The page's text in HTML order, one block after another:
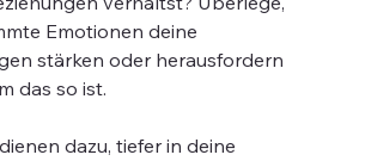
Emotionen deine
stärken oder herausfordern
das so ist.
dazu, tiefer in deine